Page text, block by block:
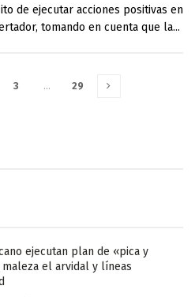
de ejecutar acciones positivas en
tomando en cuenta que la...
3 … 29
ejecutan plan de «pica y
el arvidal y líneas